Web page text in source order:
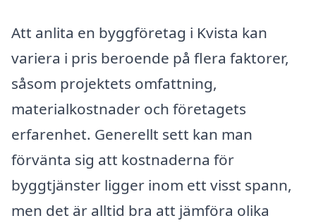
Att anlita en byggföretag i Kvista kan
variera i pris beroende på flera faktorer,
såsom projektets omfattning,
materialkostnader och företagets
erfarenhet. Generellt sett kan man
förvänta sig att kostnaderna för
byggtjänster ligger inom ett visst spann,
men det är alltid bra att jämföra olika